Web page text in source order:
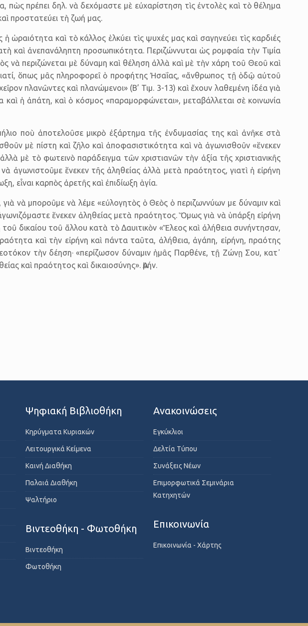
πρέπει δηλ. νὰ δεχόμαστε μὲ εὐχαρίστηση τὶς ἐντολὲς καὶ τὸ θέλημα
προστατεύει τὴ ζωή μας.
καὶ τὸ κάλλος ἑλκύει τὶς ψυχές μας καὶ σαγηνεύει τὶς καρδιές
καὶ ἀνεπανάληπτη προσωπικότητα. Περιζώννυται ὡς ρομφαία τὴν Τιμία
νὰ περιζώνεται μὲ δύναμη καὶ θέληση ἀλλὰ καὶ μὲ τὴν χάρη τοῦ Θεοῦ καὶ
γιατί, ὅπως μᾶς πληροφορεῖ ὁ προφήτης Ἠσαΐας, «ἄνθρωπος τῇ ὁδῷ αὐτοῦ
πλανῶντες καὶ πλανώμενοι» (Β’ Τιμ. 3-13) καὶ ἔχουν λαθεμένη ἰδέα γιὰ
ἡ ἀπάτη, καὶ ὁ κόσμος «παραμορφώνεται», μεταβάλλεται σὲ κοινωνία
ποὺ ἀποτελοῦσε μικρὸ ἐξάρτημα τῆς ἐνδυμασίας της καὶ ἀνῆκε στὰ
μὲ πίστη καὶ ζῆλο καὶ ἀποφασιστικότητα καὶ νὰ ἀγωνισθοῦν «ἕνεκεν
μὲ τὸ φωτεινὸ παράδειγμα τῶν χριστιανῶν τὴν ἀξία τῆς χριστιανικῆς
ἀγωνιστοῦμε ἕνεκεν τῆς ἀληθείας ἀλλὰ μετὰ πραότητος, γιατὶ ἡ εἰρήνη
εἶναι καρπὸς ἀρετῆς καὶ ἐπιδίωξη ἁγία.
νὰ μποροῦμε νὰ λέμε «εὐλογητὸς ὁ Θεὸς ὁ περιζωννύων με δύναμιν καὶ
ἕνεκεν ἀληθείας μετὰ πραότητος. Ὅμως γιὰ νὰ ὑπάρξη εἰρήνη
δικαίου τοῦ ἄλλου κατὰ τὸ Δαυιτικὸν «Ἔλεος καὶ ἀλήθεια συνήντησαν,
καὶ τὴν εἰρήνη καὶ πάντα ταῦτα, ἀλήθεια, ἀγάπη, εἰρήνη, πραότης
τὴν δέηση· «περίζωσον δύναμιν ἡμᾶς Παρθένε, τῇ Ζώνῃ Σου, κατ᾿
καὶ πραότητος καὶ δικαιοσύνης». Ἀμήν.
Ψηφιακή Βιβλιοθήκη
Κηρύγματα Κυριακών
Λειτουργικά Κείμενα
Καινή Διαθήκη
Παλαιά Διαθήκη
Ψαλτήριο
Βιντεοθήκη - Φωτοθήκη
Βιντεοθήκη
Φωτοθήκη
Ανακοινώσεις
Εγκύκλιοι
Δελτία Τύπου
Συνάξεις Νέων
Επιμορφωτικά Σεμινάρια
Κατηχητών
Επικοινωνία
Επικοινωνία - Χάρτης